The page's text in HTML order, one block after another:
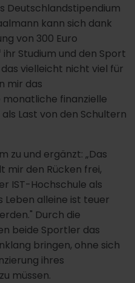
Deutschlandstipendium
kann sich dank
von 300 Euro
Studium und den Sport
vielleicht nicht viel für
mir das
finanzielle
Last von den Schultern
zu und ergänzt: „Das
mir den Rücken frei,
IST-Hochschule als
Leben alleine ist teuer
Durch die
beide Sportler das
bringen, ohne sich
ihres
müssen.